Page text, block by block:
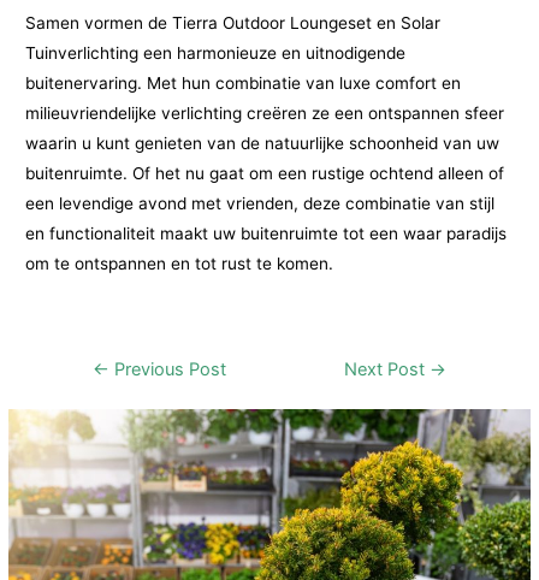
Samen vormen de Tierra Outdoor Loungeset en Solar
Tuinverlichting een harmonieuze en uitnodigende
buitenervaring. Met hun combinatie van luxe comfort en
milieuvriendelijke verlichting creëren ze een ontspannen sfeer
waarin u kunt genieten van de natuurlijke schoonheid van uw
buitenruimte. Of het nu gaat om een rustige ochtend alleen of
een levendige avond met vrienden, deze combinatie van stijl
en functionaliteit maakt uw buitenruimte tot een waar paradijs
om te ontspannen en tot rust te komen.
Post← Previous Post Next Post →